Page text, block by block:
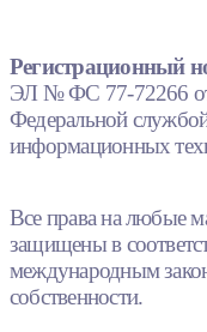
Регистрационный
ЭЛ № ФС 77-72266 от
Федеральной
информационных
Все права на любые
защищены в
международным
собственности.